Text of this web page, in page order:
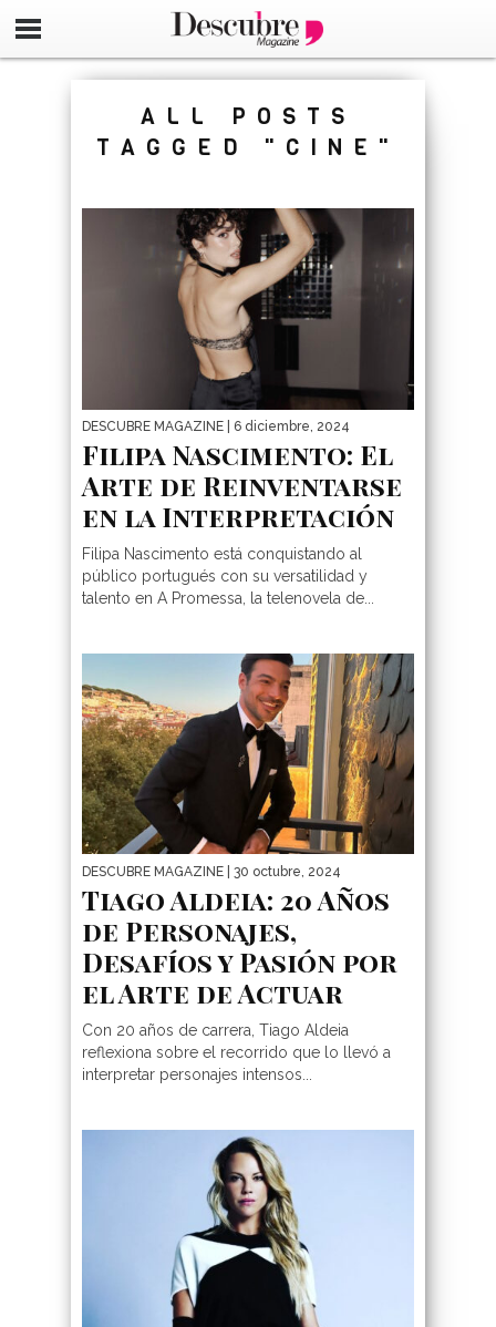
google-site-
ALL POSTS
TAGGED "CINE"
DESCUBRE MAGAZINE | 6 diciembre, 2024
Filipa Nascimento: El
Arte de Reinventarse
en la Interpretación
Filipa Nascimento está conquistando al
público portugués con su versatilidad y
talento en A Promessa, la telenovela de...
DESCUBRE MAGAZINE | 30 octubre, 2024
Tiago Aldeia: 20 Años
de Personajes,
Desafíos y Pasión por
el Arte de Actuar
Con 20 años de carrera, Tiago Aldeia
reflexiona sobre el recorrido que lo llevó a
interpretar personajes intensos...